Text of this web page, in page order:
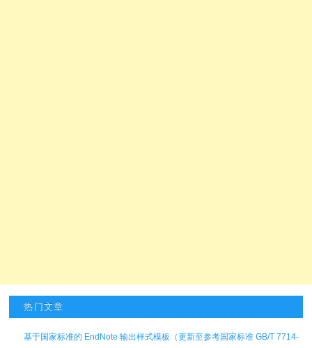
热门文章
基于国家标准的 EndNote 输出样式模板（更新至参考国家标准 GB/T 7714-